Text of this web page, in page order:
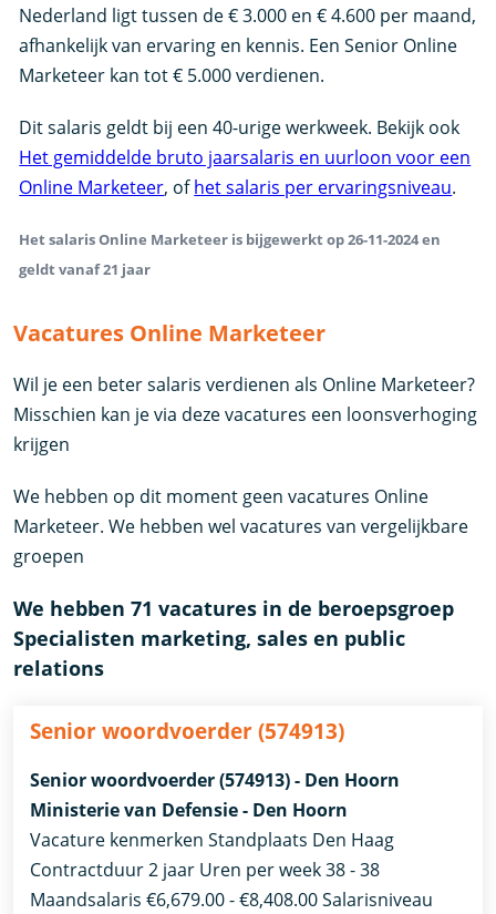
Nederland ligt tussen de € 3.000 en € 4.600 per maand,
afhankelijk van ervaring en kennis. Een Senior Online
Marketeer kan tot € 5.000 verdienen.
Dit salaris geldt bij een 40-urige werkweek. Bekijk ook
Het gemiddelde bruto jaarsalaris en uurloon voor een
Online Marketeer, ofhet salaris per ervaringsniveau.
Het salaris Online Marketeer is bijgewerkt op 26-11-2024 en
geldt vanaf 21 jaar
Vacatures Online Marketeer
Wil je een beter salaris verdienen als Online Marketeer?
Misschien kan je via deze vacatures een loonsverhoging
krijgen
We hebben op dit moment geen vacatures Online
Marketeer. We hebben wel vacatures van vergelijkbare
groepen
We hebben 71 vacatures in de beroepsgroep
Specialisten marketing, sales en public
relations
Senior woordvoerder (574913)
Senior woordvoerder (574913) - Den Hoorn
Ministerie van Defensie - Den Hoorn
Vacature kenmerken Standplaats Den Haag
Contractduur 2 jaar Uren per week 38 - 38
Maandsalaris €6,679.00 - €8,408.00 Salarisniveau